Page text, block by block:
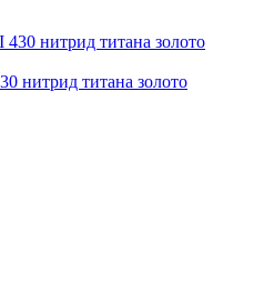
нитрид титана золото